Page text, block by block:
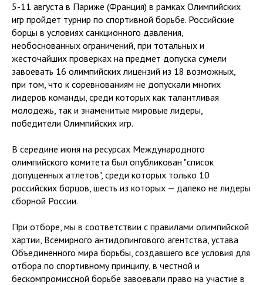
5-11 августа в Париже (Франция) в рамках Олимпийских
игр пройдет турнир по спортивной борьбе. Российские
борцы в условиях санкционного давления,
необоснованных ограничений, при тотальных и
жесточайших проверках на предмет допуска сумели
завоевать 16 олимпийских лицензий из 18 возможных,
при том, что к соревнованиям не допускали многих
лидеров команды, среди которых как талантливая
молодежь, так и знаменитые мировые лидеры,
победители Олимпийских игр.
В середине июня на ресурсах Международного
олимпийского комитета был опубликован "список
допущенных атлетов", среди которых только 10
российских борцов, шесть из которых — далеко не лидеры
сборной России.
При отборе, мы в соответствии с правилами олимпийской
хартии, Всемирного антидопингового агентства, устава
Объединенного мира борьбы, создавшего все условия для
отбора по спортивному принципу, в честной и
бескомпромиссной борьбе завоевали право на участие в